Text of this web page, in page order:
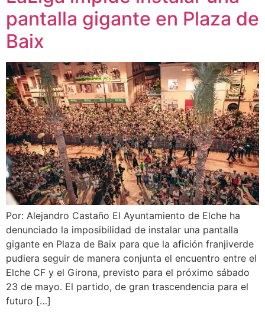
pantalla gigante en Plaza de
Baix
Por: Alejandro Castaño El Ayuntamiento de Elche ha
denunciado la imposibilidad de instalar una pantalla
gigante en Plaza de Baix para que la afición franjiverde
pudiera seguir de manera conjunta el encuentro entre el
Elche CF y el Girona, previsto para el próximo sábado
23 de mayo. El partido, de gran trascendencia para el
futuro […]